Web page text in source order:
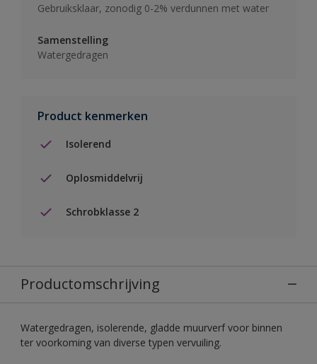
Gebruiksklaar, zonodig 0-2% verdunnen met water
Samenstelling
Watergedragen
Product kenmerken
Isolerend
Oplosmiddelvrij
Schrobklasse 2
Productomschrijving
Watergedragen, isolerende, gladde muurverf voor binnen
ter voorkoming van diverse typen vervuiling.